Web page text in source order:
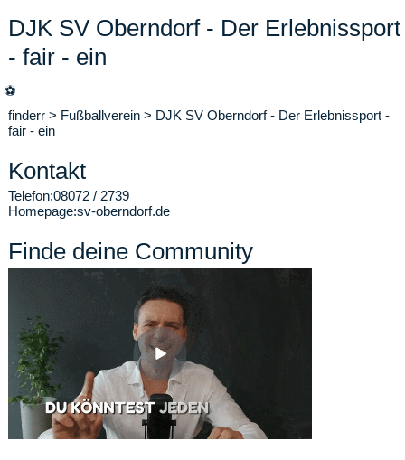
DJK SV Oberndorf - Der Erlebnissport
- fair - ein
⚽
finderr > Fußballverein > DJK SV Oberndorf - Der Erlebnissport -
fair - ein
Kontakt
Telefon:08072 / 2739
Homepage:sv-oberndorf.de
Finde deine Community